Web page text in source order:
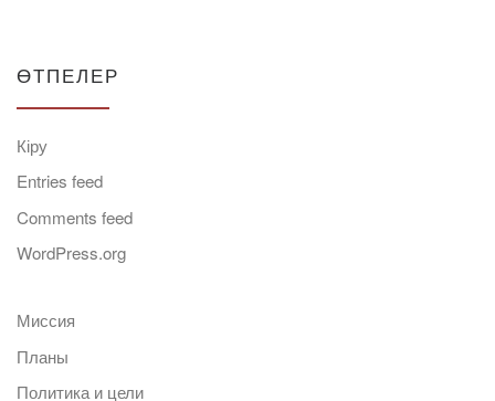
ӨТПЕЛЕР
Кіру
Entries feed
Comments feed
WordPress.org
Миссия
Планы
Политика и цели